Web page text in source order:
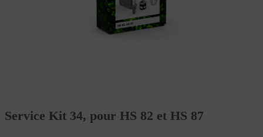
Service Kit 34, pour HS 82 et HS 87